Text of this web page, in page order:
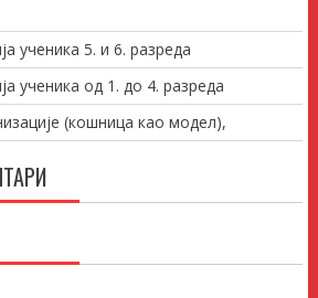
ученика 5. и 6. разреда
ученика од 1. до 4. разреда
(кошница као модел),